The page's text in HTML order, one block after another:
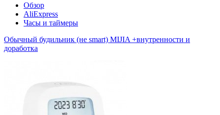
Обзор
AliExpress
Часы и таймеры
Обычный будильник (не smart) MIJIA +внутренности и
доработка